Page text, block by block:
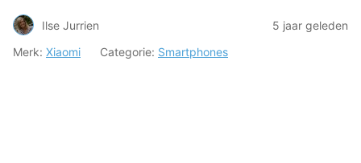
Ilse Jurrien
5 jaar geleden
Merk: Xiaomi Categorie: Smartphones